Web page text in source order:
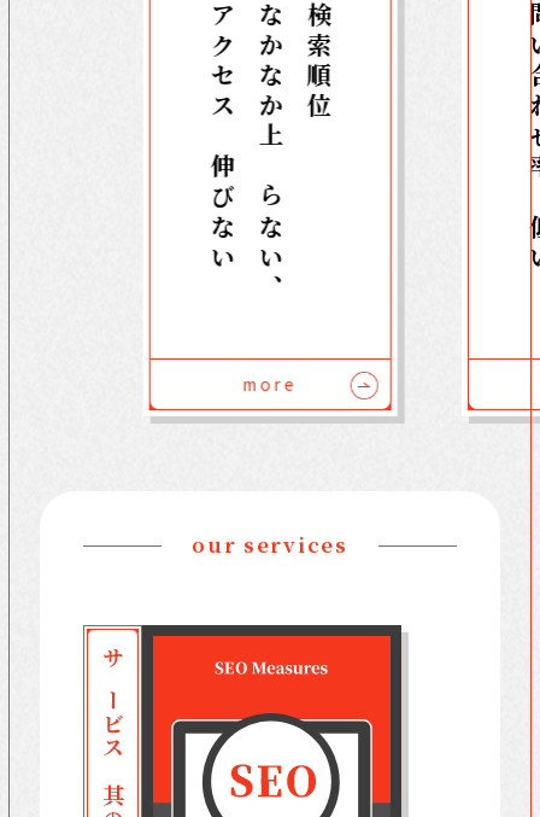
検索順位が
なかなか上がらない、
アクセスが伸びない
more
問
our services
サービス 其の一